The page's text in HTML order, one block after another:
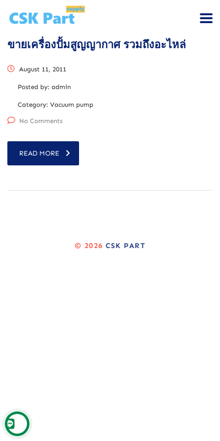
ขายเครื่องปั้มสูญญากาศ รวมถึงอะไหล่
August 11, 2011
Posted by: admin
Category: Vacuum pump
No Comments
READ MORE
© 2026CSK PART